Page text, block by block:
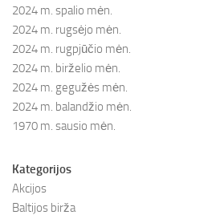
2024 m. spalio mėn.
2024 m. rugsėjo mėn.
2024 m. rugpjūčio mėn.
2024 m. birželio mėn.
2024 m. gegužės mėn.
2024 m. balandžio mėn.
1970 m. sausio mėn.
Kategorijos
Akcijos
Baltijos birža